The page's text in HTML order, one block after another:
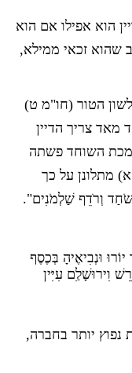
הוא אפילו אם הוא
שהוא זכאי ממילא,
הטור (חו"מ ט)
מאד צריך הדיין
השוחד פשתה
מתלונן על כך
וְרֹדֵף שַׁלְמֹנִים".
וּנְבִיאֶיהָ בְּכֶסֶף
וִירוּשָׁלִַם עִיִּין
נפוץ יותר בחברה,